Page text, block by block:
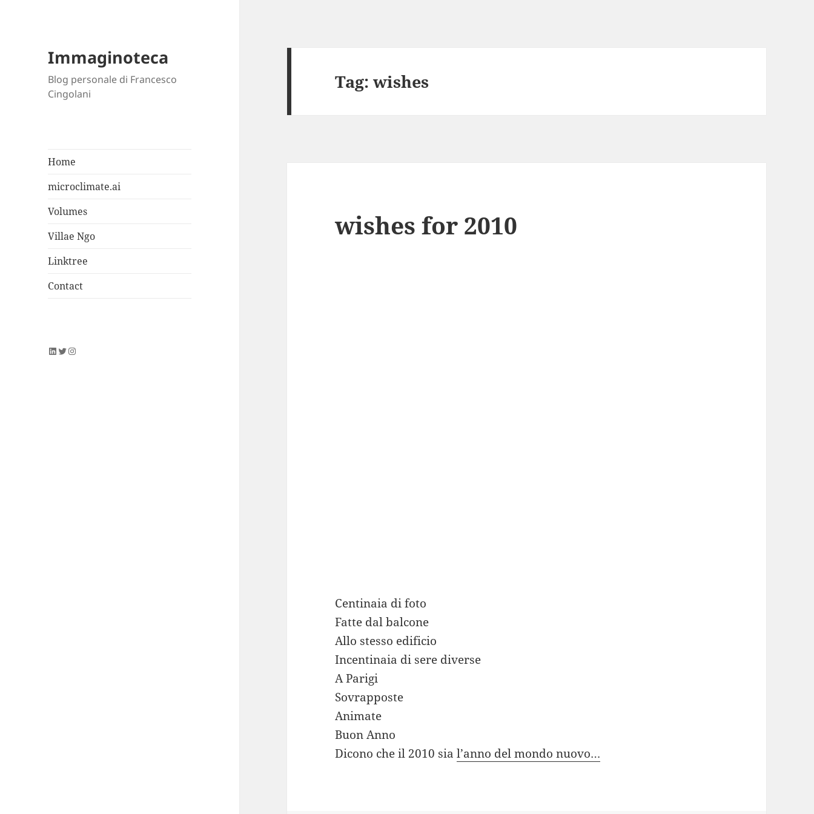
Immaginoteca
Blog personale di Francesco
Cingolani
Home
microclimate.ai
Volumes
Villae Ngo
Linktree
Contact
LinkedIn
Twitter
Instagram
Tag:wishes
wishes for 2010
Centinaia di foto
Fatte dal balcone
Allo stesso edificio
Incentinaia di sere diverse
A Parigi
Sovrapposte
Animate
Buon Anno
Dicono che il 2010 sial’anno del mondo nuovo…